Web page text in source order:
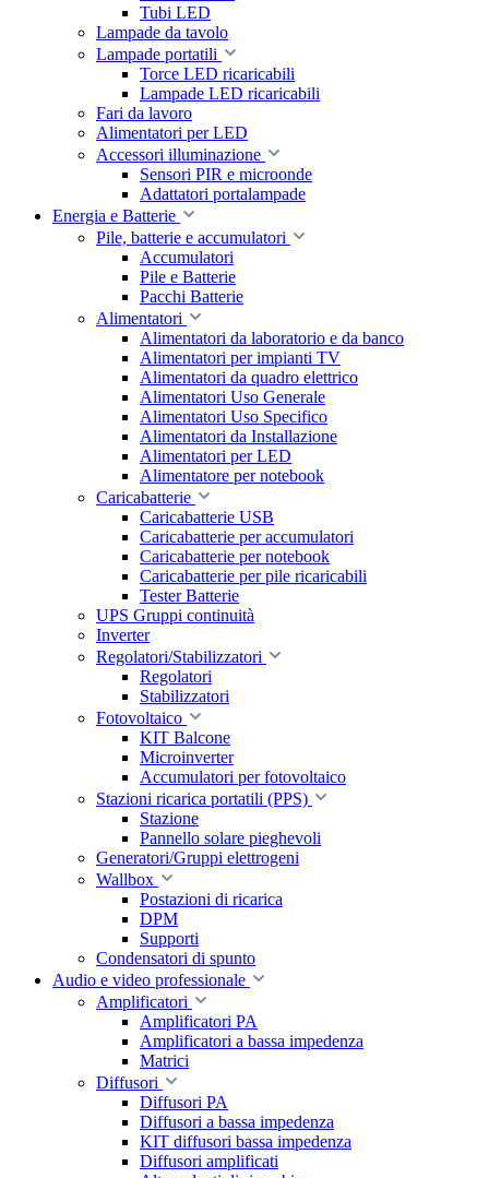
Tubi LED
Lampade da tavolo
Lampade portatili
Torce LED ricaricabili
Lampade LED ricaricabili
Fari da lavoro
Alimentatori per LED
Accessori illuminazione
Sensori PIR e microonde
Adattatori portalampade
Energia e Batterie
Pile, batterie e accumulatori
Accumulatori
Pile e Batterie
Pacchi Batterie
Alimentatori
Alimentatori da laboratorio e da banco
Alimentatori per impianti TV
Alimentatori da quadro elettrico
Alimentatori Uso Generale
Alimentatori Uso Specifico
Alimentatori da Installazione
Alimentatori per LED
Alimentatore per notebook
Caricabatterie
Caricabatterie USB
Caricabatterie per accumulatori
Caricabatterie per notebook
Caricabatterie per pile ricaricabili
Tester Batterie
UPS Gruppi continuità
Inverter
Regolatori/Stabilizzatori
Regolatori
Stabilizzatori
Fotovoltaico
KIT Balcone
Microinverter
Accumulatori per fotovoltaico
Stazioni ricarica portatili (PPS)
Stazione
Pannello solare pieghevoli
Generatori/Gruppi elettrogeni
Wallbox
Postazioni di ricarica
DPM
Supporti
Condensatori di spunto
Audio e video professionale
Amplificatori
Amplificatori PA
Amplificatori a bassa impedenza
Matrici
Diffusori
Diffusori PA
Diffusori a bassa impedenza
KIT diffusori bassa impedenza
Diffusori amplificati